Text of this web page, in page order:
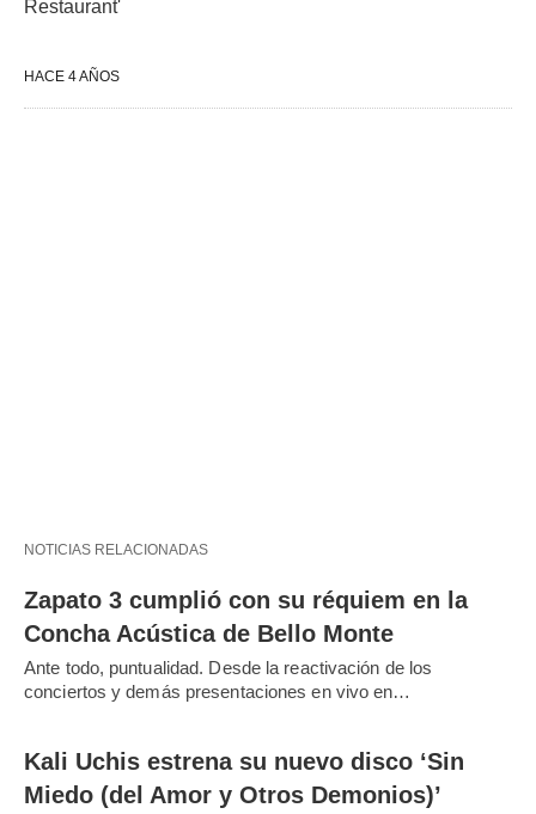
Restaurant'
HACE 4 AÑOS
NOTICIAS RELACIONADAS
Zapato 3 cumplió con su réquiem en la
Concha Acústica de Bello Monte
Ante todo, puntualidad. Desde la reactivación de los
conciertos y demás presentaciones en vivo en…
Kali Uchis estrena su nuevo disco ‘Sin
Miedo (del Amor y Otros Demonios)’